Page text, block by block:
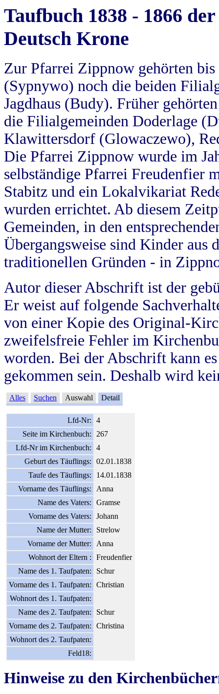
Taufbuch 1838 - 1866
Deutsch Krone
Zur Pfarrei Zippnow gehörten
(Sypnywo) noch die beiden
Jagdhaus (Budy). Früher
die Filialgemeinden Doderlage
Klawittersdorf (Glowaczewo),
Die Pfarrei Zippnow wurde im
selbständige Pfarrei Freudenfier
Stabitz und ein Lokalvikariat
wurden errichtet. Ab diesem
Gemeinden, in den
Übergangsweise sind Kinder aus
traditionellen Gründen - in
Autor dieser Abschrift ist der
Er weist auf folgende
von einer Kopie des Original-
zweifelsfreie Fehler im
worden. Bei der Abschrift kann
gekommen sein. Deshalb wird
Alles Suchen Auswahl Detail
Lfd-Nr:
4
Seite im Kirchenbuch:
267
Lfd-Nr im Kirchenbuch:
4
Geburt des Täuflings:
02.01.1838
Taufe des Täuflings:
14.01.1838
Vorname des Täuflings:
Anna
Name des Vaters:
Gramse
Vorname des Vaters:
Johann
Name der Mutter:
Strelow
Vorname der Mutter:
Anna
Wohnort der Eltern :
Freudenfier
Name des 1. Taufpaten:
Schur
Vorname des 1. Taufpaten:
Christian
Wohnort des 1. Taufpaten:
Name des 2. Taufpaten:
Schur
Vorname des 2. Taufpaten:
Christina
Wohnort des 2. Taufpaten:
Feld18:
Hinweise zu den